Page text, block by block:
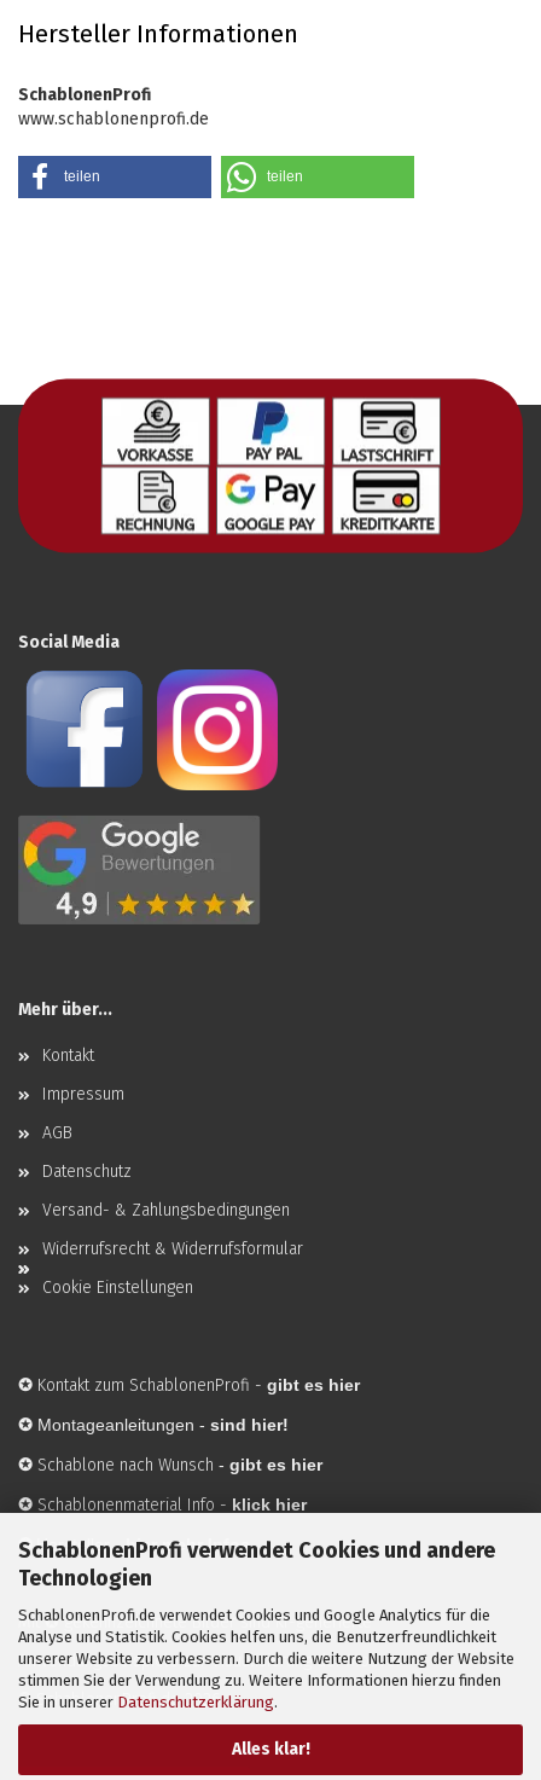
SchablonenProfi verwendet Cookies und andere
Technologien
SchablonenProfi.de verwendet Cookies und Google Analytics für die
Analyse und Statistik. Cookies helfen uns, die Benutzerfreundlichkeit
unserer Website zu verbessern. Durch die weitere Nutzung der Website
stimmen Sie der Verwendung zu. Weitere Informationen hierzu finden
Sie in unserer Datenschutzerklärung.
Alles klar!
Hersteller Informationen
SchablonenProfi
www.schablonenprofi.de
teilen teilen
Social Media
Mehr über...
Kontakt
Impressum
AGB
Datenschutz
Versand- & Zahlungsbedingungen
Widerrufsrecht & Widerrufsformular
Cookie Einstellungen
✪ Kontakt zum SchablonenProfi - gibt es hier
✪ Montageanleitungen - sind hier!
✪ Schablone nach Wunsch - gibt es hier
✪ Schablonenmaterial Info - klick hier
✪Hersteller-hier mehr Infos
Mit ✪ gekennzeichnete Bilder sind KI-generierte
Anwendungsbeispiele zur Visualisierung der Motive.
© SchablonenProfi.de2026